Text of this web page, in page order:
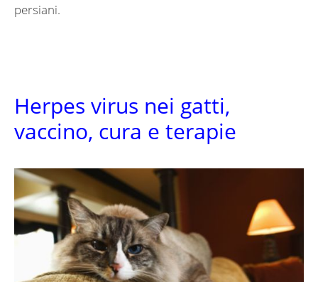
persiani.
Herpes virus nei gatti,
vaccino, cura e terapie